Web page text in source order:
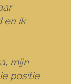
en ik
mijn
positie